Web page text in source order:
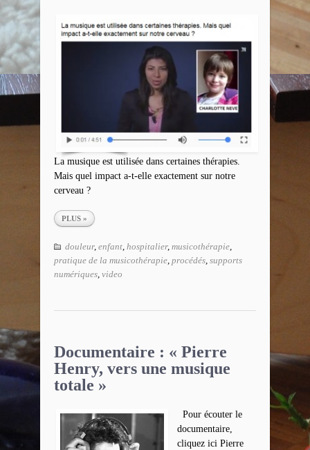
La musique est utilisée dans certaines thérapies.
Mais quel impact a-t-elle exactement sur notre
cerveau ?
PLUS »
douleur, enfant, hospitalier, musicothérapie,
pratique de la musicothérapie, procédés, supports
numériques, video
Documentaire : « Pierre
Henry, vers une musique
totale »
Pour écouter le
documentaire,
cliquez ici Pierre